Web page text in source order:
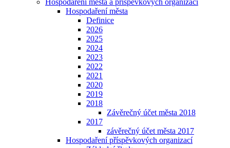
Hospodaření města a příspěvkových organizací
Hospodaření města
Definice
2026
2025
2024
2023
2022
2021
2020
2019
2018
Závěrečný účet města 2018
2017
závěrečný účet města 2017
Hospodaření příspěvkových organizací